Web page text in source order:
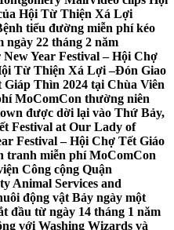
Hội Từ Thiện Xá Lợi
tiểu đường miễn phí kéo
22 tháng 2 năm
Year Festival – Hội Chợ
Từ Thiện Xá Lợi –Đón Giao
Thìn 2024 tại Chùa Viên
MoComCon thường niên
được dời lại vào Thứ Bảy,
Festival at Our Lady of
Festival – Hội Chợ Tết Giáo
tranh miễn phí MoComCon
Công cộng Quận
Animal Services and
động vật Bảy ngày một
đầu từ ngày 14 tháng 1 năm
với Washing Wizards và